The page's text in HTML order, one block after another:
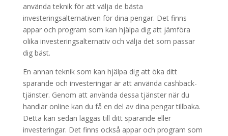
använda teknik för att välja de bästa
investeringsalternativen för dina pengar. Det finns
appar och program som kan hjälpa dig att jämföra
olika investeringsalternativ och välja det som passar
dig bäst.
En annan teknik som kan hjälpa dig att öka ditt
sparande och investeringar är att använda cashback-
tjänster. Genom att använda dessa tjänster när du
handlar online kan du få en del av dina pengar tillbaka.
Detta kan sedan läggas till ditt sparande eller
investeringar. Det finns också appar och program som